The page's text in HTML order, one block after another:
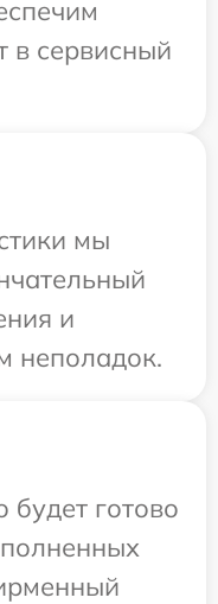
в сервисный
мы
и
неполадок.
будет готово